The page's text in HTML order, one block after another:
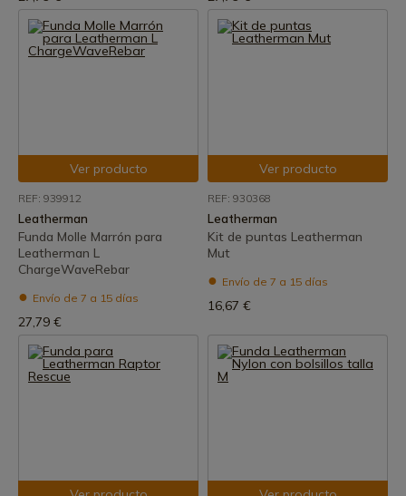
Ver producto
REF: 939912
Leatherman
Funda Molle Marrón para
Leatherman L
ChargeWaveRebar
Envío de 7 a 15 días
27,79 €
Ver producto
REF: 930368
Leatherman
Kit de puntas Leatherman
Mut
Envío de 7 a 15 días
16,67 €